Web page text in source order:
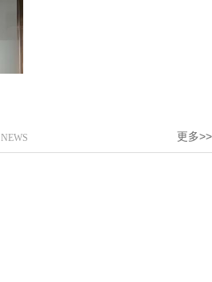
NEWS 更多>>